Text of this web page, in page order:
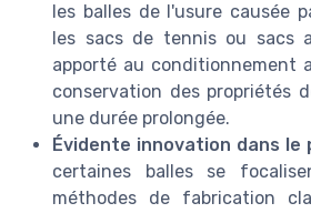
les balles de l'usure causée
les sacs de tennis ou sacs
apporté au conditionnement
conservation des propriétés
une durée prolongée.
Évidente innovation dans le
certaines balles se
méthodes de fabrication